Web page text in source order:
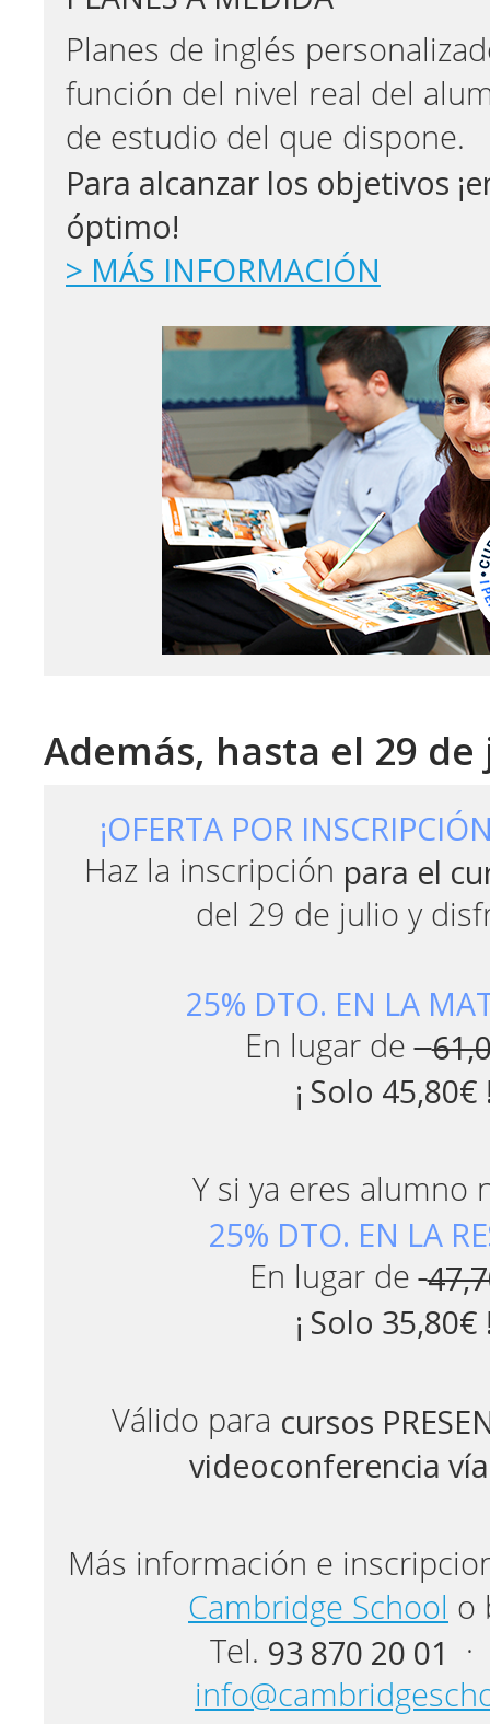
Planes de inglés
función del nivel real del
de estudio del que dispone.
Para alcanzar los objetivos
óptimo!
> MÁS INFORMACIÓN
Además, hasta el 29
¡OFERTA POR
Haz la inscripción para el
del 29 de julio y
25% DTO. EN LA
En lugar de
¡ Solo 45,80€
Y si ya eres alumno
25% DTO. EN LA
En lugar de
¡ Solo 35,80€
Válido para cursos
videoconferencia
Más información e
Cambridge School o
Tel. 93 870 20 01